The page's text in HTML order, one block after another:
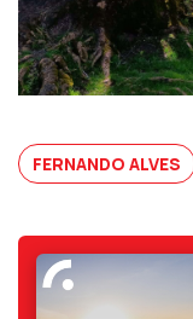
FERNANDO ALVES